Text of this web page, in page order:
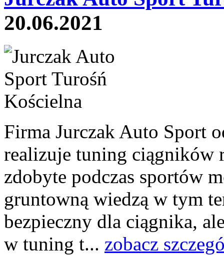
20.06.2021
Firma Jurczak Auto Sport
realizuje tuning ciągników
zdobyte podczas sportów
gruntowną wiedzą w tym
bezpieczny dla ciągnika,
w tuning t... zobacz